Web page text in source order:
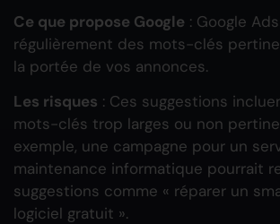
Ce que propose Google : Google
régulièrement des mots-clés
la portée de vos annonces.
Les risques : Ces suggestions
mots-clés trop larges ou non
exemple, une campagne pour un
maintenance informatique pourrait
suggestions comme « réparer un
logiciel gratuit ».